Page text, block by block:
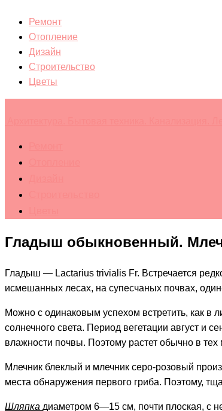
Ремонт
Отопление
Дизайн
Строительство
Цветы
Гладыш обыкновенный.
Гладыш — Lactarius trivialis Fr. Встречается
исмешанных лесах, на супесчаных почвах,
Можно с одинаковым успехом встретить, как
солнечного света. Период вегетации август и
влажности почвы. Поэтому растет обычно в
Млечник блеклый и млечник серо-розовый
места обнаружения первого гриба. Поэтому,
Шляпка диаметром 6—15 см, почти плоская, с